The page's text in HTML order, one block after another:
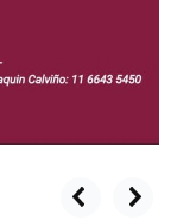
prev next